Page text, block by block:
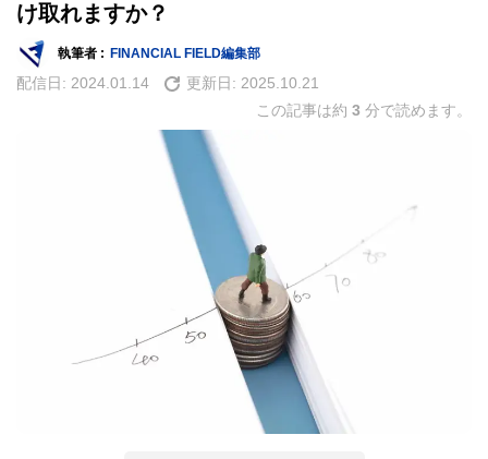
け取れますか？
執筆者 : FINANCIAL FIELD編集部
配信日: 2024.01.14 更新日: 2025.10.21
この記事は約 3 分で読めます。